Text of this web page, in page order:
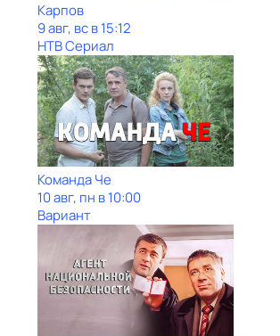
Карпов
9 авг, вс в 15:12
НТВ Сериал
Команда Че
10 авг, пн в 10:00
Вариант